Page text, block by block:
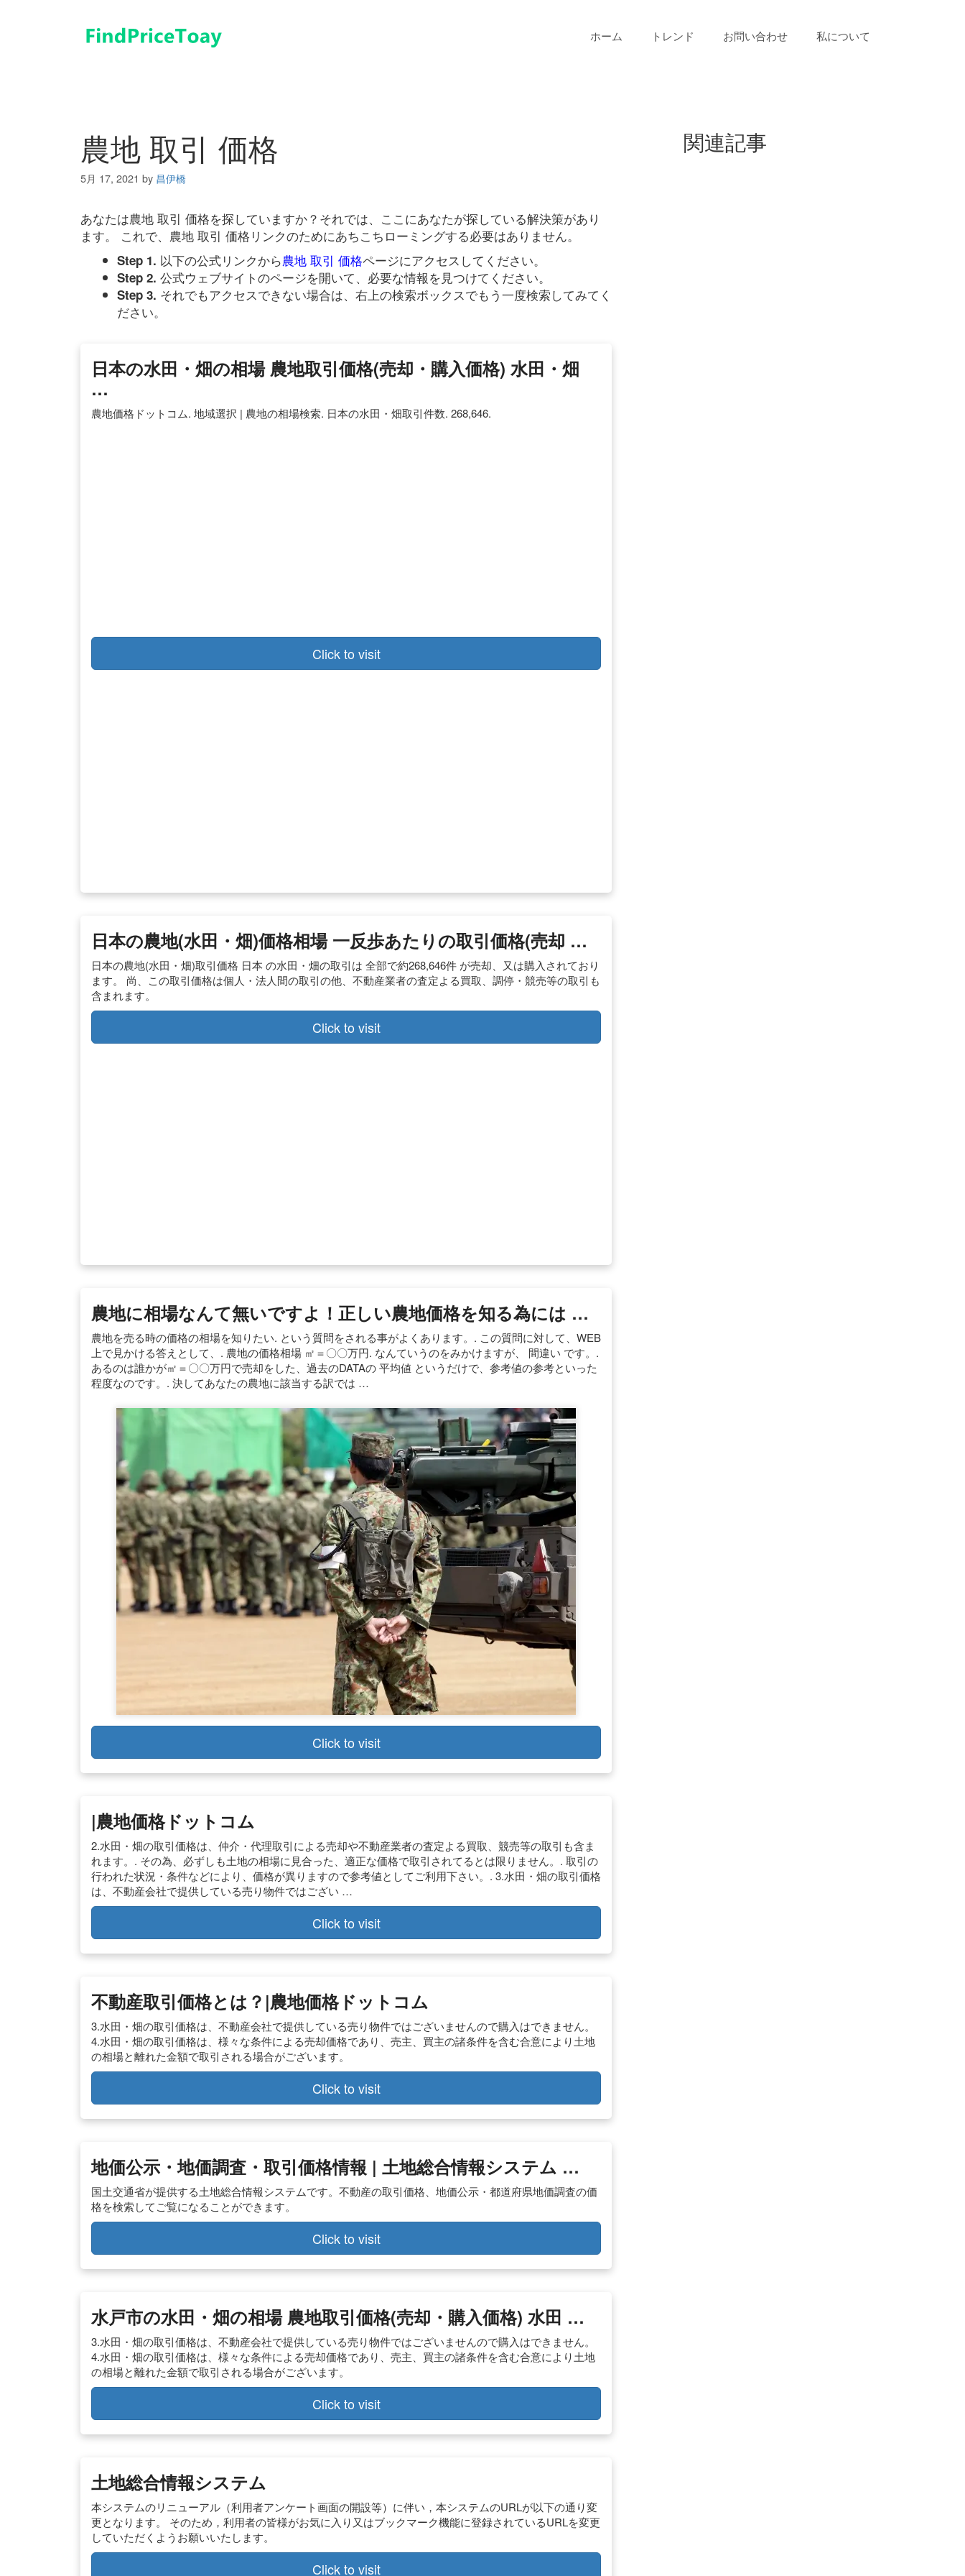
ホーム トレンド お問い合わせ 私について
農地 取引 価格
5月 17, 2021 by 昌伊橋
あなたは農地 取引 価格を探していますか？それでは、ここにあなたが探している解決策があり
ます。 これで、農地 取引 価格リンクのためにあちこちローミングする必要はありません。
Step 1. 以下の公式リンクから農地 取引 価格ページにアクセスしてください。
Step 2. 公式ウェブサイトのページを開いて、必要な情報を見つけてください。
Step 3. それでもアクセスできない場合は、右上の検索ボックスでもう一度検索してみてく
ださい。
日本の水田・畑の相場 農地取引価格(売却・購入価格) 水田・畑
…
農地価格ドットコム. 地域選択 | 農地の相場検索. 日本の水田・畑取引件数. 268,646.
Click to visit
日本の農地(水田・畑)価格相場 一反歩あたりの取引価格(売却 …
日本の農地(水田・畑)取引価格 日本 の水田・畑の取引は 全部で約268,646件 が売却、又は購入されており
ます。 尚、この取引価格は個人・法人間の取引の他、不動産業者の査定よる買取、調停・競売等の取引も
含まれます。
Click to visit
農地に相場なんて無いですよ！正しい農地価格を知る為には …
農地を売る時の価格の相場を知りたい. という質問をされる事がよくあります。. この質問に対して、WEB
上で見かける答えとして、. 農地の価格相場 ㎡＝〇〇万円. なんていうのをみかけますが、 間違い です。.
あるのは誰かが㎡＝〇〇万円で売却をした、過去のDATAの 平均値 というだけで、参考値の参考といった
程度なのです。. 決してあなたの農地に該当する訳では …
Click to visit
|農地価格ドットコム
2.水田・畑の取引価格は、仲介・代理取引による売却や不動産業者の査定よる買取、競売等の取引も含ま
れます。. その為、必ずしも土地の相場に見合った、適正な価格で取引されてるとは限りません。. 取引の
行われた状況・条件などにより、価格が異りますので参考値としてご利用下さい。. 3.水田・畑の取引価格
は、不動産会社で提供している売り物件ではござい …
Click to visit
不動産取引価格とは？|農地価格ドットコム
3.水田・畑の取引価格は、不動産会社で提供している売り物件ではございませんので購入はできません。
4.水田・畑の取引価格は、様々な条件による売却価格であり、売主、買主の諸条件を含む合意により土地
の相場と離れた金額で取引される場合がございます。
Click to visit
地価公示・地価調査・取引価格情報 | 土地総合情報システム …
国土交通省が提供する土地総合情報システムです。不動産の取引価格、地価公示・都道府県地価調査の価
格を検索してご覧になることができます。
Click to visit
水戸市の水田・畑の相場 農地取引価格(売却・購入価格) 水田 …
3.水田・畑の取引価格は、不動産会社で提供している売り物件ではございませんので購入はできません。
4.水田・畑の取引価格は、様々な条件による売却価格であり、売主、買主の諸条件を含む合意により土地
の相場と離れた金額で取引される場合がございます。
Click to visit
土地総合情報システム
本システムのリニューアル（利用者アンケート画面の開設等）に伴い，本システムのURLが以下の通り変
更となります。 そのため，利用者の皆様がお気に入り又はブックマーク機能に登録されているURLを変更
していただくようお願いいたします。
Click to visit
関連記事